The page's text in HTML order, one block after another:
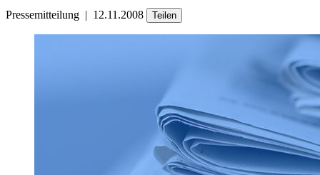
Pressemitteilung | 12.11.2008 Teilen